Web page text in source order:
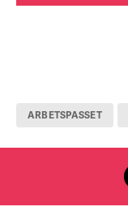
ARBETSPASSET